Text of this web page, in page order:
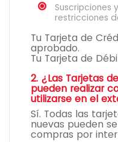
Suscripciones
restricciones
Tu Tarjeta de
aprobado.
Tu Tarjeta de
2. ¿Las Tarjetas
pueden realizar
utilizarse en el
Sí. Todas las
nuevas pueden
compras por